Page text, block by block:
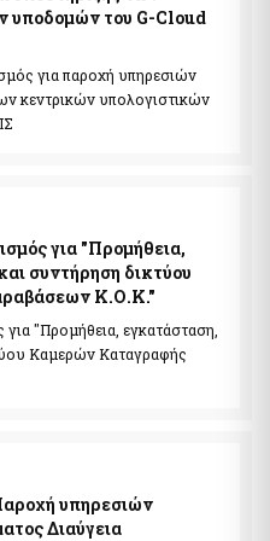
& Εποπτευόμενων
Κατάστασης (ΔΑΥΚ)
Οριζόντιων
Διοίκησης
Αιγιαλού
Περιουσίας
Προϊόντων
Κορωνοϊού Αίτηση
Δημοσίου στην
υποδομών του G-Cloud
για παροχή υπηρεσιών
κεντρικών υπολογιστικών
για "Προμήθεια,
συντήρηση δικτύου
Κ.Ο.Κ."
"Προμήθεια, εγκατάσταση,
Καμερών Καταγραφής
υπηρεσιών
Διαύγεια